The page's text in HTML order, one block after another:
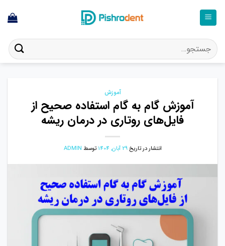
جستجو
برای:
آموزش
آموزش گام به گام استفاده صحیح از
فایل‌های روتاری در درمان ریشه
انتشار در تاریخ29 آبان, 1404 توسط ADMIN